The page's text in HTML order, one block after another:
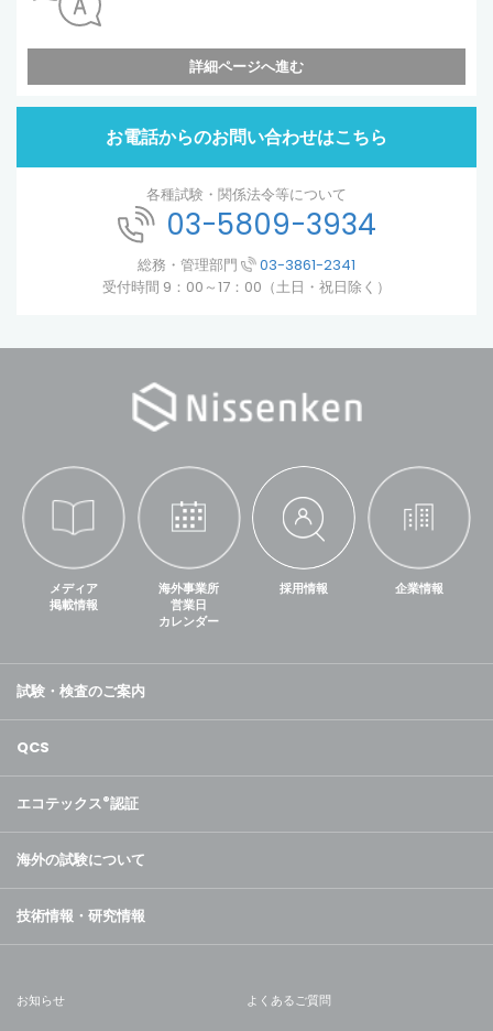
詳細ページへ進む
お電話からのお問い合わせはこちら
各種試験・関係法令等について
03-5809-3934
総務・管理部門
03-3861-2341
受付時間 9：00～17：00（土日・祝日除く）
メディア
掲載情報
海外事業所
営業日
カレンダー
採用情報 企業情報
試験・検査のご案内
QCS
エコテックス®認証
海外の試験について
技術情報・研究情報
お知らせ よくあるご質問